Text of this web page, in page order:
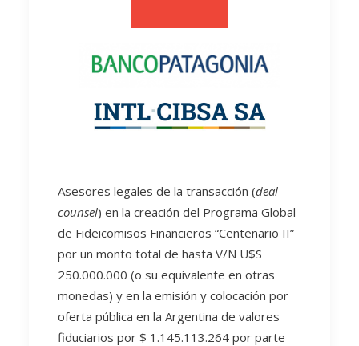
Asesores legales de la transacción (deal
counsel) en la creación del Programa Global
de Fideicomisos Financieros “Centenario II”
por un monto total de hasta V/N U$S
250.000.000 (o su equivalente en otras
monedas) y en la emisión y colocación por
oferta pública en la Argentina de valores
fiduciarios por $ 1.145.113.264 por parte